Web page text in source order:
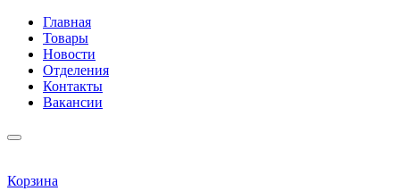
Главная
Товары
Новости
Отделения
Контакты
Вакансии
Корзина